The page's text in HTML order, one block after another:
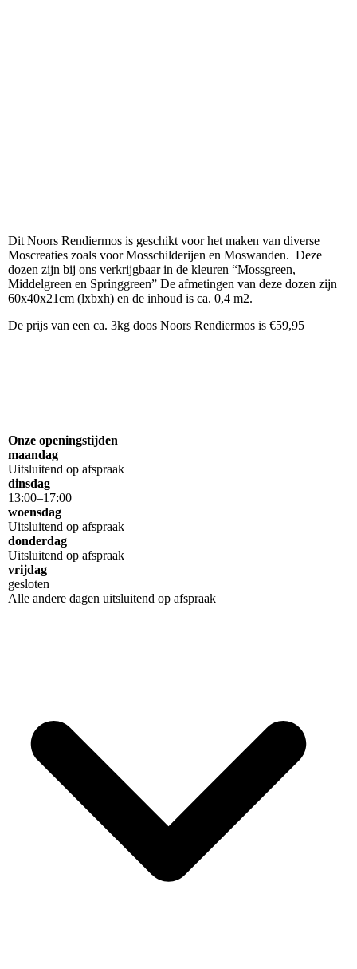
Dit Noors Rendiermos is geschikt voor het maken van diverse
Moscreaties zoals voor Mosschilderijen en Moswanden. Deze
dozen zijn bij ons verkrijgbaar in de kleuren “Mossgreen,
Middelgreen en Springgreen” De afmetingen van deze dozen zijn
60x40x21cm (lxbxh) en de inhoud is ca. 0,4 m2.
De prijs van een ca. 3kg doos Noors Rendiermos is €59,95
Onze openingstijden
maandag
Uitsluitend op afspraak
dinsdag
13:00–17:00
woensdag
Uitsluitend op afspraak
donderdag
Uitsluitend op afspraak
vrijdag
gesloten
Alle andere dagen uitsluitend op afspraak